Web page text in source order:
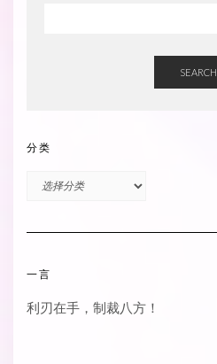
SEARCH
分类
一言
利刃在手，制裁八方！